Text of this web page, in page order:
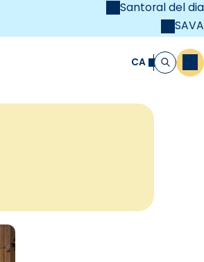
Santoral del dia
SAVA
CA Cerca